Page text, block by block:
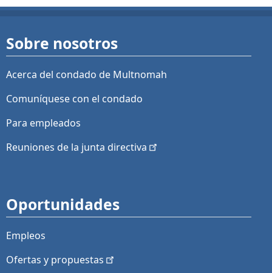
Sobre nosotros
Acerca del condado de Multnomah
Comuníquese con el condado
Para empleados
Reuniones de la junta directiva
Oportunidades
Empleos
Ofertas y propuestas